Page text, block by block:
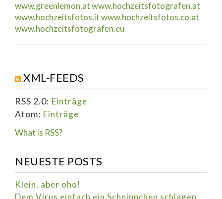
www.greenlemon.atwww.hochzeitsfotografen.at
www.hochzeitsfotos.itwww.hochzeitsfotos.co.at
www.hochzeitsfotografen.eu
XML-FEEDS
RSS 2.0: Einträge
Atom: Einträge
What is RSS?
NEUESTE POSTS
Klein, aber oho!
Dem Virus einfach ein Schnippchen schlagen